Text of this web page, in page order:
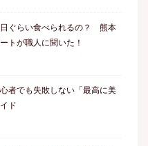
ぐらい食べられるの？ 熊本
トが職人に聞いた！
者でも失敗しない「最高に美
ド